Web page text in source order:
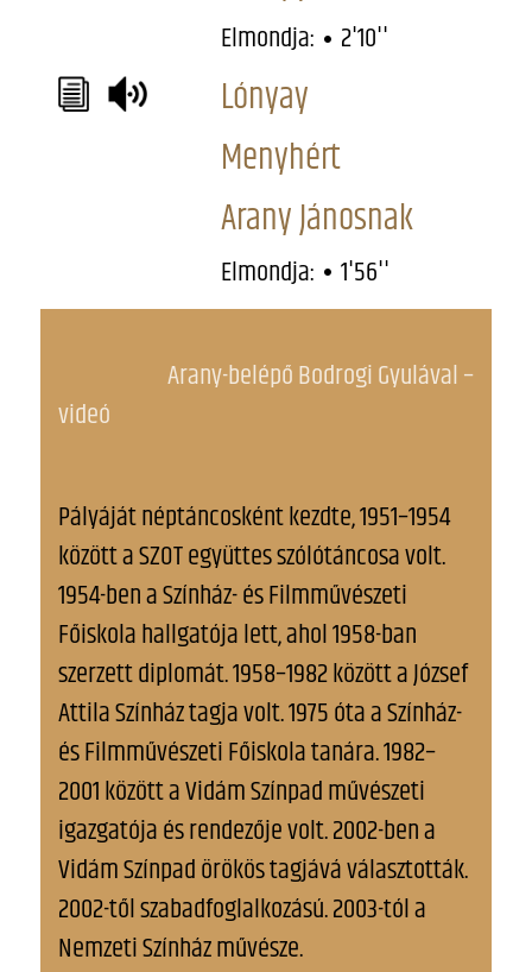
Elmondja: 2'10''
Lónyay
Menyhért
Arany Jánosnak
Elmondja: 1'56''
Arany-belépő Bodrogi Gyulával –
videó
Pályáját néptáncosként kezdte, 1951–1954
között a SZOT együttes szólótáncosa volt.
1954-ben a Színház- és Filmművészeti
Főiskola hallgatója lett, ahol 1958-ban
szerzett diplomát. 1958–1982 között a József
Attila Színház tagja volt. 1975 óta a Színház-
és Filmművészeti Főiskola tanára. 1982–
2001 között a Vidám Színpad művészeti
igazgatója és rendezője volt. 2002-ben a
Vidám Színpad örökös tagjává választották.
2002-től szabadfoglalkozású. 2003-tól a
Nemzeti Színház művésze.